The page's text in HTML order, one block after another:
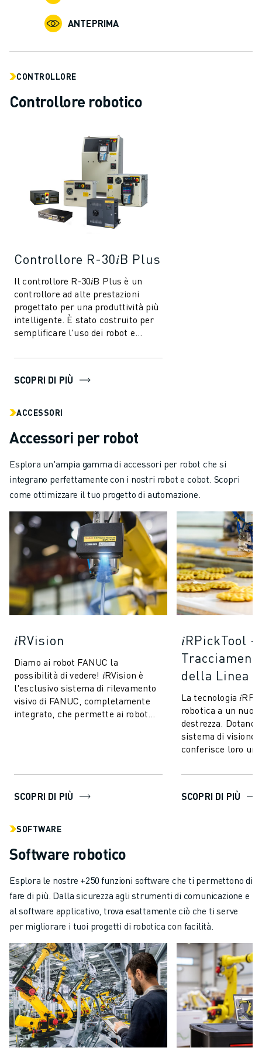
ANTEPRIMA
CONTROLLORE
Controllore robotico
Controllore R-30𝑖B Plus
Il controllore R-30𝑖B Plus è un
controllore ad alte prestazioni
progettato per una produttività più
intelligente. È stato costruito per
semplificare l'uso dei robot e
SCOPRI DI PIÙ
ACCESSORI
Accessori per robot
Esplora un'ampia gamma di accessori per robot che si
integrano perfettamente con i nostri robot e cobot. Scopri
come ottimizzare il tuo progetto di automazione.
𝑖RVision
Diamo ai robot FANUC la
possibilità di vedere! 𝑖RVision è
l'esclusivo sistema di rilevamento
visivo di FANUC, completamente
integrato, che permette ai robot
SCOPRI DI PIÙ
𝑖RPickTool -
della Linea
La tecnologia
robotica a un
destrezza.
sistema di visione
conferisce loro
a quel...
SCOPRI DI PIÙ
SOFTWARE
Software robotico
Esplora le nostre +250 funzioni software che ti permettono di
fare di più. Dalla sicurezza agli strumenti di comunicazione e
al software applicativo, trova esattamente ciò che ti serve
per migliorare i tuoi progetti di robotica con facilità.